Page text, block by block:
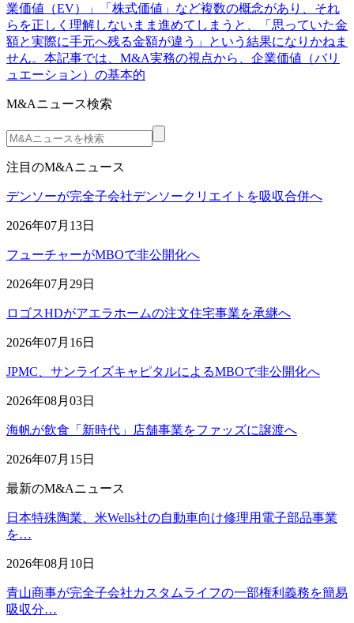
業価値（EV）」「株式価値」など複数の概念があり、それ
らを正しく理解しないまま進めてしまうと、「思っていた金
額と実際に手元へ残る金額が違う」という結果になりかねま
せん。本記事では、M&A実務の視点から、企業価値（バリ
ュエーション）の基本的
M&Aニュース検索
注目のM&Aニュース
デンソーが完全子会社デンソークリエイトを吸収合併へ
2026年07月13日
フューチャーがMBOで非公開化へ
2026年07月29日
ロゴスHDがアエラホームの注文住宅事業を承継へ
2026年07月16日
JPMC、サンライズキャピタルによるMBOで非公開化へ
2026年08月03日
海帆が飲食「新時代」店舗事業をファッズに譲渡へ
2026年07月15日
最新のM&Aニュース
日本特殊陶業、米Wells社の自動車向け修理用電子部品事業
を…
2026年08月10日
青山商事が完全子会社カスタムライフの一部権利義務を簡易
吸収分…